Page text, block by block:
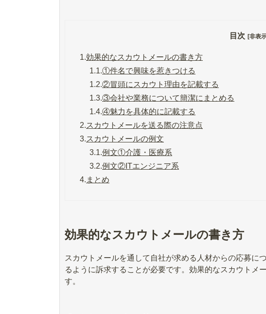
目次 [非表
1.効果的なスカウトメールの書き方
1.1.①件名で興味を惹きつける
1.2.②冒頭にスカウト理由を記載する
1.3.③会社や業務について簡潔にまとめる
1.4.④魅力を具体的に記載する
2.スカウトメールを送る際の注意点
3.スカウトメールの例文
3.1.例文①介護・医療系
3.2.例文②ITエンジニア系
4. まとめ
効果的なスカウトメールの書き方
スカウトメールを通して自社が求める人材からの応募に
るように訴求することが必要です。効果的なスカウトメ
す。